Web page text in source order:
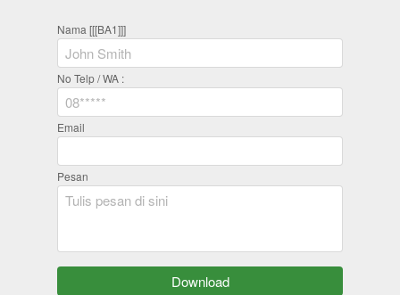
Nama [[[BA1]]]
No Telp / WA :
Email
Pesan
`Download